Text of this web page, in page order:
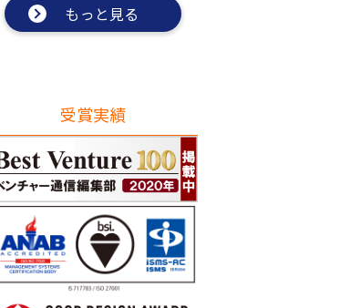
もっと見る
受賞実績